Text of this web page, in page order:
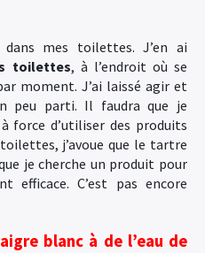
mes toilettes. J’en ai
toilettes, à l’endroit où se
moment. J’ai laissé agir et
peu parti. Il faudra que je
force d’utiliser des produits
j’avoue que le tartre
je cherche un produit pour
efficace. C’est pas encore
blanc à de l’eau de